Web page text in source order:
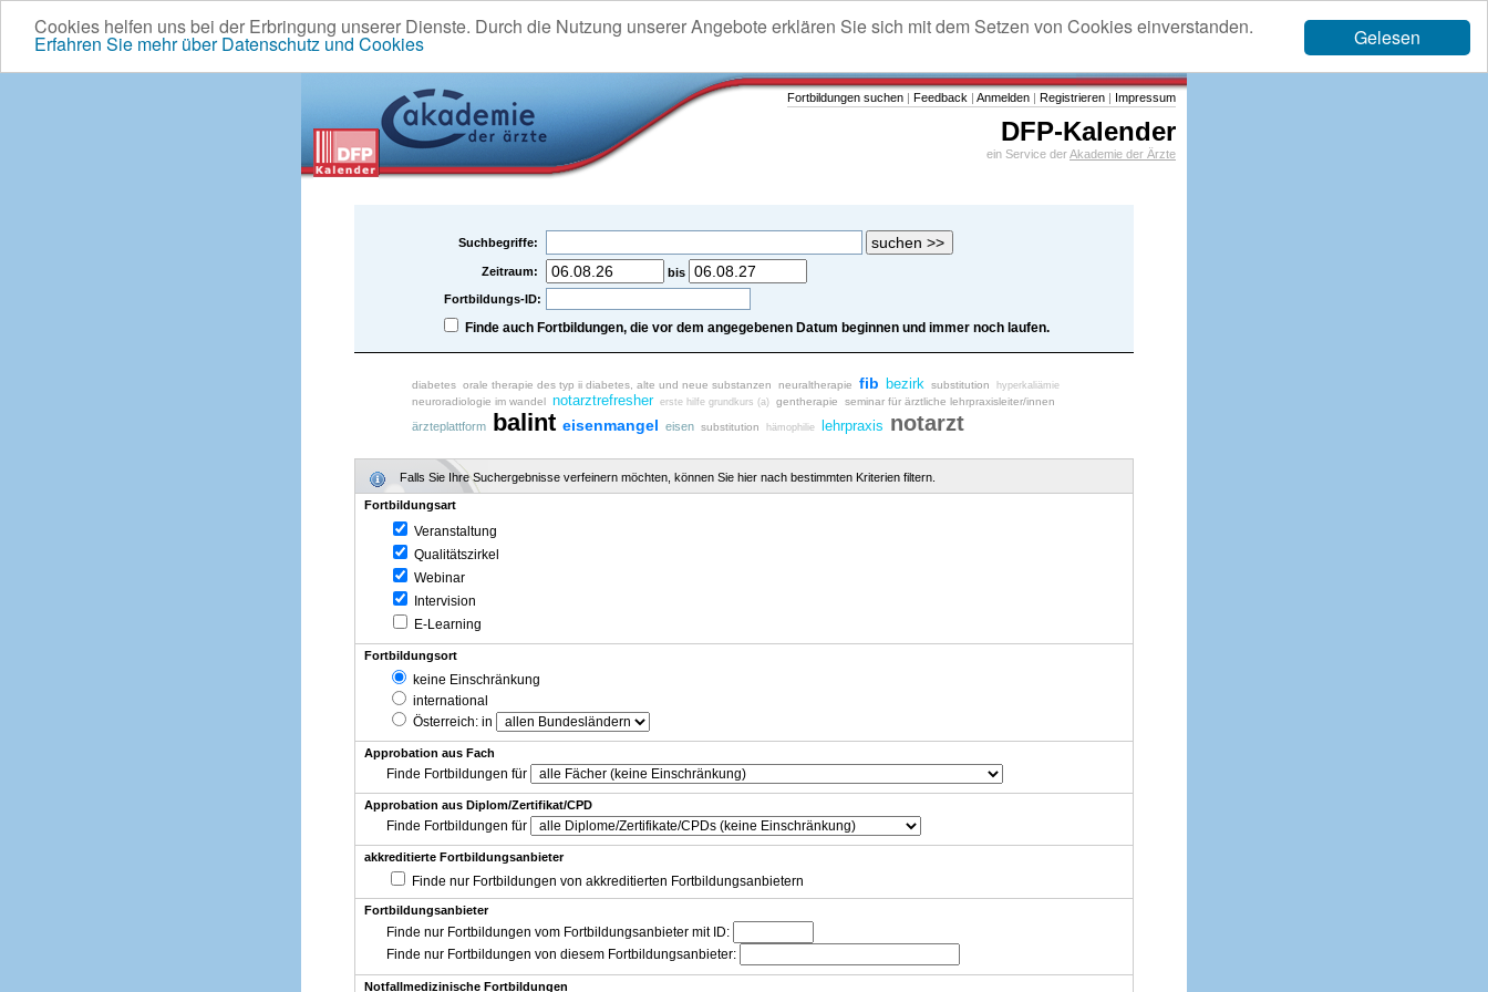
Gelesen
Cookies helfen uns bei der Erbringung unserer Dienste. Durch die Nutzung unserer Angebote erklären Sie sich mit dem Setzen von Cookies einverstanden.
Erfahren Sie mehr über Datenschutz und Cookies
Fortbildungen suchen | Feedback | Anmelden | Registrieren | Impressum
DFP-Kalender
ein Service derAkademie der Ärzte
Suchbegriffe:
Zeitraum:
bis
Fortbildungs-ID:
Finde auch Fortbildungen, die vor dem angegebenen Datum beginnen und immer noch laufen.
diabetes orale therapie des typ ii diabetes, alte und neue substanzen neuraltherapie fib bezirk substitution hyperkaliämie
neuroradiologie im wandel notarztrefresher erste hilfe grundkurs (a) gentherapie seminar für ärztliche lehrpraxisleiter/innen
ärzteplattform balint eisenmangel eisen substitution hämophilie lehrpraxis notarzt
Falls Sie Ihre Suchergebnisse verfeinern möchten, können Sie hier nach bestimmten Kriterien filtern.
Fortbildungsart
Veranstaltung
Qualitätszirkel
Webinar
Intervision
E-Learning
Fortbildungsort
keine Einschränkung
international
Österreich: in
Approbation aus Fach
Finde Fortbildungen für
Approbation aus Diplom/Zertifikat/CPD
Finde Fortbildungen für
akkreditierte Fortbildungsanbieter
Finde nur Fortbildungen von akkreditierten Fortbildungsanbietern
Fortbildungsanbieter
Finde nur Fortbildungen vom Fortbildungsanbieter mit ID:
Finde nur Fortbildungen von diesem Fortbildungsanbieter:
Notfallmedizinische Fortbildungen